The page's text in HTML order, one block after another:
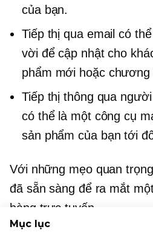
của bạn.
Tiếp thị qua email có
vời để cập nhật cho
phẩm mới hoặc
Tiếp thị thông qua
có thể là một công cụ
sản phẩm của bạn tới
Với những mẹo quan
đã sẵn sàng để ra mắt
hàng trực tuyến.
Mục lục